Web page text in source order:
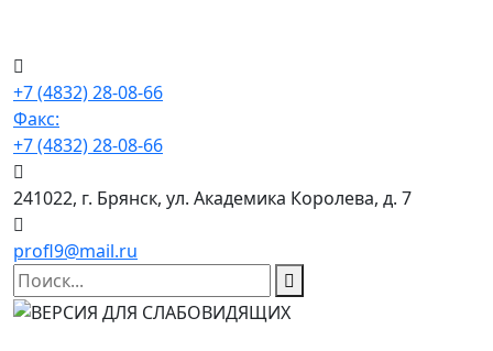
+7 (4832) 28-08-66
Факс:
+7 (4832) 28-08-66
241022, г. Брянск, ул. Академика Королева, д. 7
profl9@mail.ru